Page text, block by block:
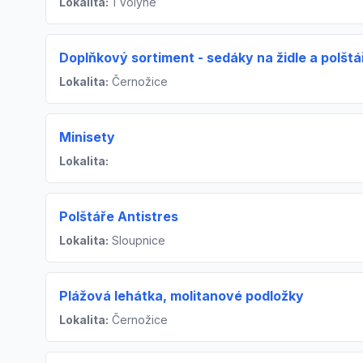
Doplňkový sortiment - sedáky na židle a
Lokalita: Černožice
Minisety
Lokalita:
Polštáře Antistres
Lokalita: Sloupnice
Plážová lehátka, molitanové podložky
Lokalita: Černožice